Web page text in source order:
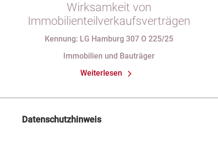
Wirksamkeit von
Immobilienteilverkaufsverträgen
Kennung: LG Hamburg 307 O 225/25
Immobilien und Bauträger
Weiterlesen
Datenschutzhinweis